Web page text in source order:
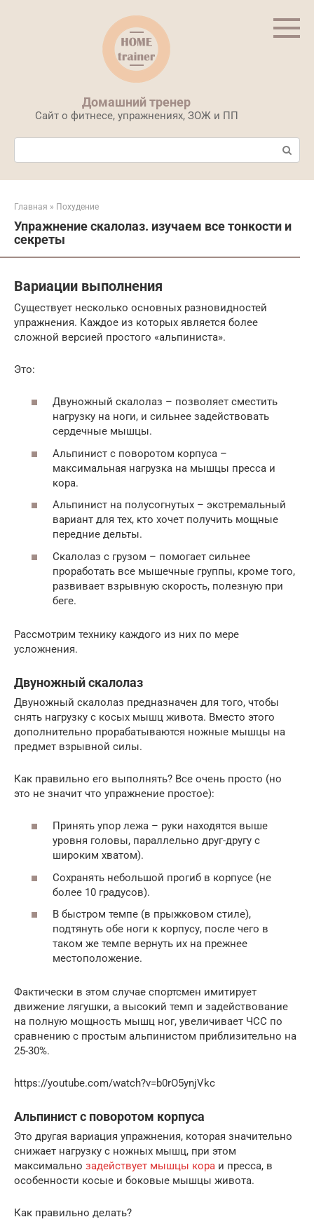
Домашний тренер
Сайт о фитнесе, упражнениях, ЗОЖ и ПП
Поиск:
Главная » Похудение
Упражнение скалолаз. изучаем все тонкости и
секреты
Вариации выполнения
Существует несколько основных разновидностей
упражнения. Каждое из которых является более
сложной версией простого «альпиниста».
Это:
Двуножный скалолаз – позволяет сместить
нагрузку на ноги, и сильнее задействовать
сердечные мышцы.
Альпинист с поворотом корпуса –
максимальная нагрузка на мышцы пресса и
кора.
Альпинист на полусогнутых – экстремальный
вариант для тех, кто хочет получить мощные
передние дельты.
Скалолаз с грузом – помогает сильнее
проработать все мышечные группы, кроме того,
развивает взрывную скорость, полезную при
беге.
Рассмотрим технику каждого из них по мере
усложнения.
Двуножный скалолаз
Двуножный скалолаз предназначен для того, чтобы
снять нагрузку с косых мышц живота. Вместо этого
дополнительно прорабатываются ножные мышцы на
предмет взрывной силы.
Как правильно его выполнять? Все очень просто (но
это не значит что упражнение простое):
Принять упор лежа – руки находятся выше
уровня головы, параллельно друг-другу с
широким хватом).
Сохранять небольшой прогиб в корпусе (не
более 10 градусов).
В быстром темпе (в прыжковом стиле),
подтянуть обе ноги к корпусу, после чего в
таком же темпе вернуть их на прежнее
местоположение.
Фактически в этом случае спортсмен имитирует
движение лягушки, а высокий темп и задействование
на полную мощность мышц ног, увеличивает ЧСС по
сравнению с простым альпинистом приблизительно на
25-30%.
https://youtube.com/watch?v=b0rO5ynjVkc
Альпинист с поворотом корпуса
Это другая вариация упражнения, которая значительно
снижает нагрузку с ножных мышц, при этом
максимально задействует мышцы кора и пресса, в
особенности косые и боковые мышцы живота.
Как правильно делать?